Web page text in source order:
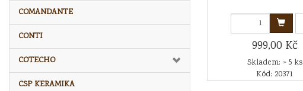
COMANDANTE
CONTI
COTECHO
CSP KERAMIKA
999,00 Kč
Skladem: > 5 ks
Kód: 20371